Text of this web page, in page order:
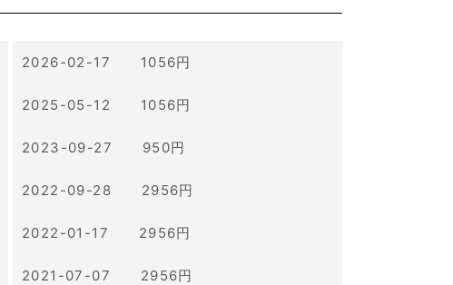
2026-02-17 1056円
2025-05-12 1056円
2023-09-27 950円
2022-09-28 2956円
2022-01-17 2956円
2021-07-07 2956円